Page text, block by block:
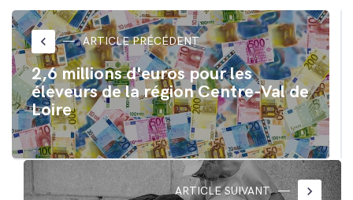
Twitter(ouvre
dans
une
nouvelle
fenêtre)
Facebook(ouvre
dans
une
nouvelle
fenêtre)
keyboard_arrow_left ARTICLE PRÉCÉDENT
2,6 millions d'euros pour les
éleveurs de la région Centre-Val de
Loire
ARTICLE SUIVANT keyboard_arrow_right